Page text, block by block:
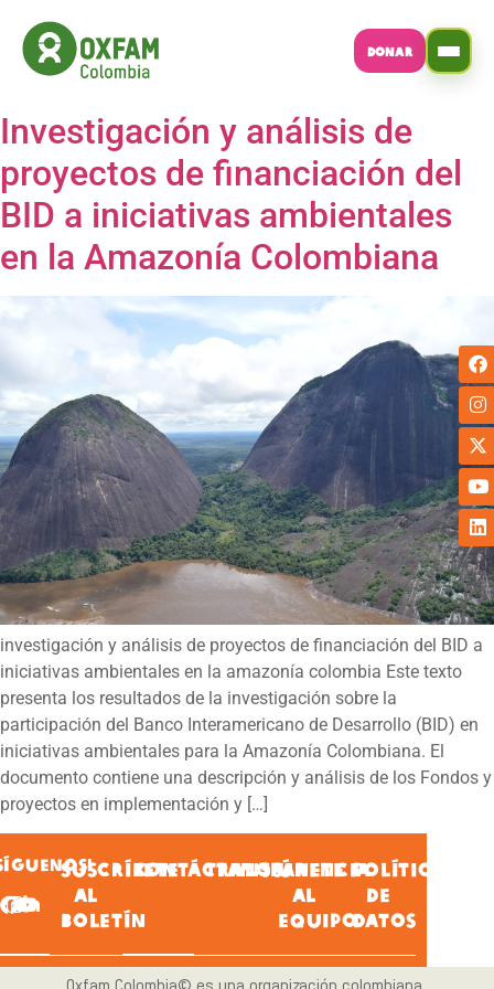
DONAR
Investigación y análisis de
proyectos de financiación del
BID a iniciativas ambientales
en la Amazonía Colombiana
investigación y análisis de proyectos de financiación del BID a
iniciativas ambientales en la amazonía colombia Este texto
presenta los resultados de la investigación sobre la
participación del Banco Interamericano de Desarrollo (BID) en
iniciativas ambientales para la Amazonía Colombiana. El
documento contiene una descripción y análisis de los Fondos y
proyectos en implementación y […]
SUSCRÍBETE
AL
BOLETÍN
CONTÁCTANOS
TRANSPARENCIA
ÚNETE
AL
EQUIPO
POLÍTICA
DE
DATOS